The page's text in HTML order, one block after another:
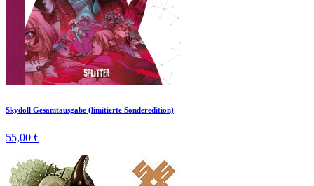
Skydoll Gesamtausgabe (limitierte Sonderedition)
55,00 €